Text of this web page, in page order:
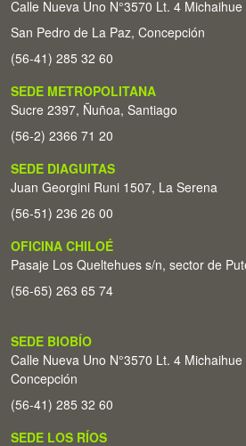
Calle Nueva Uno N°3570 Lt. 4 Michaihue
San Pedro de La Paz, Concepción
(56-41) 285 32 60
SEDE METROPOLITANA
Sucre 2397, Ñuñoa, Santiago
(56-2) 2366 71 20
SEDE DIAGUITAS
Juan Georgini Runi 1507, La Serena
(56-51) 236 26 00
OFICINA CHILOÉ
Pasaje Los Queltehues s/n, sector de
(56-65) 263 65 74
SEDE BIOBÍO
Calle Nueva Uno N°3570 Lt. 4
Concepción
(56-41) 285 32 60
SEDE LOS RÍOS